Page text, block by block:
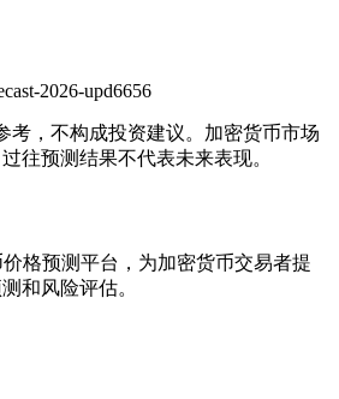
2026-upd6656
考，不构成投资建议。加密货币市场
往预测结果不代表未来表现。
格预测平台，为加密货币交易者提
和风险评估。